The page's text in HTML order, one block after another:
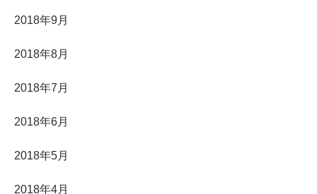
2018年9月
2018年8月
2018年7月
2018年6月
2018年5月
2018年4月